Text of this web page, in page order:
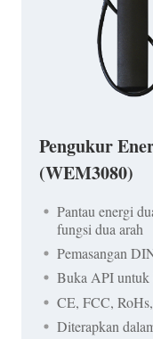
Pengukur
(WEM3080)
Pantau energi
fungsi dua arah
Pemasangan
Buka API untuk
CE, FCC,
Diterapkan